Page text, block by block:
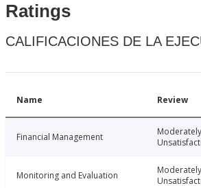
Ratings
CALIFICACIONES DE LA
Name Review
Financial Management
Moderately
Monitoring and Evaluation
Moderately